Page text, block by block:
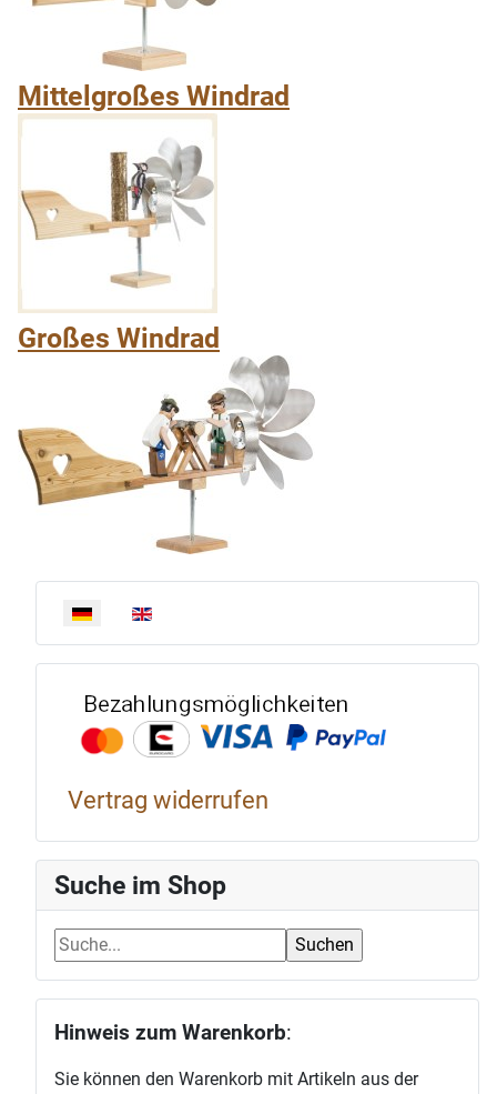
Sprache auswählen
Vertrag widerrufen
Suche im Shop
Hinweis zum Warenkorb:
Sie können den Warenkorb mit Artikeln aus der
Mittelgroßes Windrad
Großes Windrad